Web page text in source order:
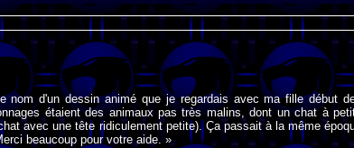
nom d'un dessin animé que je regardais avec ma fille début
étaient des animaux pas très malins, dont un chat à
avec une tête ridiculement petite). Ça passait à la même
beaucoup pour votre aide. »